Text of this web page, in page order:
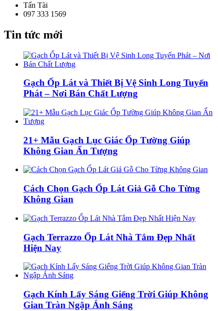
Tấn Tài
097 333 1569
Tin tức mới
Gạch Ốp Lát và Thiết Bị Vệ Sinh Long Tuyến
Phát – Nơi Bán Chất Lượng
21+ Mẫu Gạch Lục Giác Ốp Tường Giúp
Không Gian Ấn Tượng
Cách Chọn Gạch Ốp Lát Giả Gỗ Cho Từng
Không Gian
Gạch Terrazzo Ốp Lát Nhà Tắm Đẹp Nhất
Hiện Nay
Gạch Kính Lấy Sáng Giếng Trời Giúp Không
Gian Tràn Ngập Ánh Sáng